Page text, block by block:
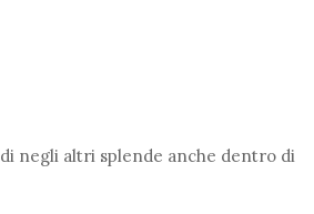
negli altri splende anche dentro di